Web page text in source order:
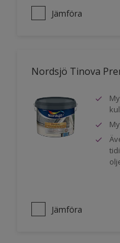
Jämföra
Nordsjö Tinova
Jämföra